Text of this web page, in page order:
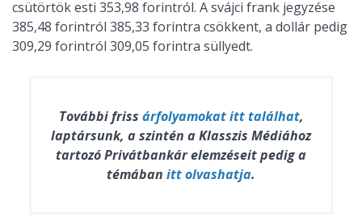
csütörtök esti 353,98 forintról. A svájci frank jegyzése
385,48 forintról 385,33 forintra csökkent, a dollár pedig
309,29 forintról 309,05 forintra süllyedt.
További friss árfolyamokat itt találhat,
laptársunk, a szintén a Klasszis Médiához
tartozó Privátbankár elemzéseit pedig a
témában itt olvashatja.